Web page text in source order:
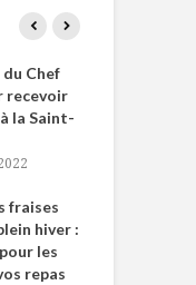
Chef
recevoir
la Saint-
fraises
hiver :
les
repas